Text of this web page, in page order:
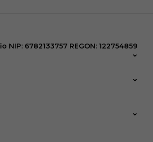
NIP: 6782133757 REGON: 122754859